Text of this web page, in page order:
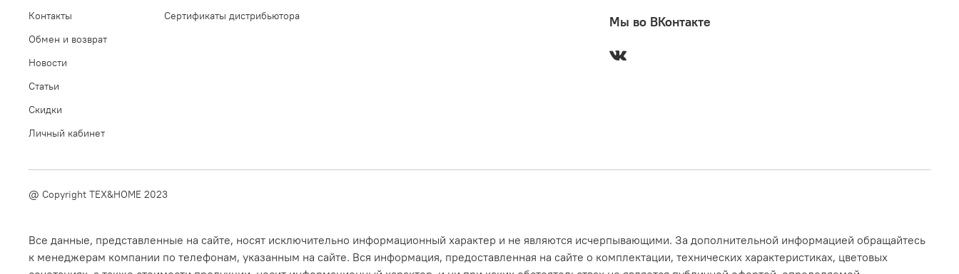
Контакты
Обмен и возврат
Новости
Статьи
Скидки
Личный кабинет
Сертификаты дистрибьютора
Мы во ВКонтакте
@ Copyright TEX&HOME 2023
Все данные, представленные на сайте, носят исключительно информационный характер и не являются исчерпывающими. За дополнительной информацией обращайтесь
к менеджерам компании по телефонам, указанным на сайте. Вся информация, предоставленная на сайте о комплектации, технических характеристиках, цветовых